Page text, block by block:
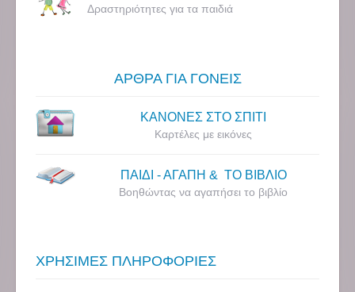
Δραστηριότητες για τα παιδιά
ΑΡΘΡΑ ΓΙΑ ΓΟΝΕΙΣ
ΚΑΝΟΝΕΣ ΣΤΟ ΣΠΙΤΙ
Καρτέλες με εικόνες
ΠΑΙΔΙ - ΑΓΑΠΗ & ΤΟ ΒΙΒΛΙΟ
Βοηθώντας να αγαπήσει το βιβλίο
ΧΡΗΣΙΜΕΣ ΠΛΗΡΟΦΟΡΙΕΣ